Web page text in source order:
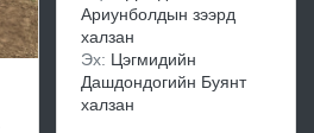
Ариунболдын зээрд
халзан
Эх: Цэгмидийн
Дашдондогийн Буянт
халзан